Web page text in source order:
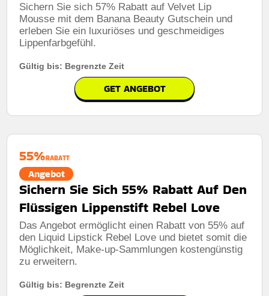
Sichern Sie sich 57% Rabatt auf Velvet Lip
Mousse mit dem Banana Beauty Gutschein und
erleben Sie ein luxuriöses und geschmeidiges
Lippenfarbgefühl.
Gültig bis: Begrenzte Zeit
GET ANGEBOT
55%RABATT
Angebot
Sichern Sie Sich 55% Rabatt Auf Den
Flüssigen Lippenstift Rebel Love
Das Angebot ermöglicht einen Rabatt von 55% auf
den Liquid Lipstick Rebel Love und bietet somit die
Möglichkeit, Make-up-Sammlungen kostengünstig
zu erweitern.
Gültig bis: Begrenzte Zeit